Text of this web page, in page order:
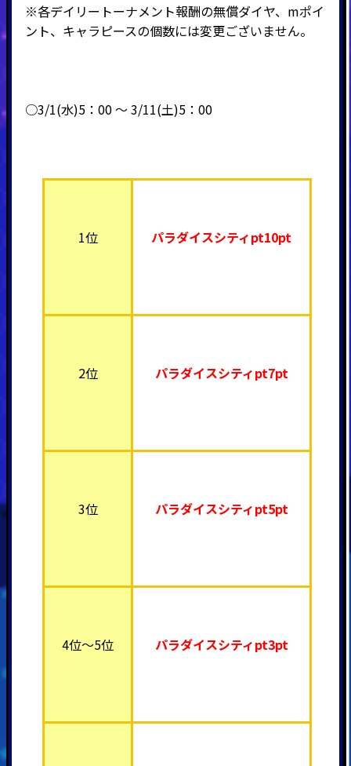
※各デイリートーナメント報酬の無償ダイヤ、mポイ
ント、キャラピースの個数には変更ございません。
○3/1(水)5：00 ～ 3/11(土)5：00
1位 パラダイスシティpt10pt
2位 パラダイスシティpt7pt
3位 パラダイスシティpt5pt
4位～5位 パラダイスシティpt3pt